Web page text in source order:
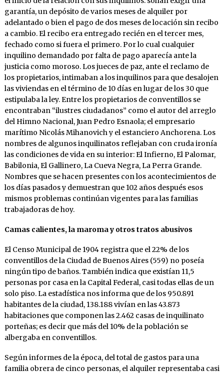
garantía, un depósito de varios meses de alquiler por
adelantado o bien el pago de dos meses de locación sin recibo
a cambio. El recibo era entregado recién en el tercer mes,
fechado como si fuera el primero. Por lo cual cualquier
inquilino demandado por falta de pago aparecía ante la
justicia como moroso. Los jueces de paz, ante el reclamo de
los propietarios, intimaban a los inquilinos para que desalojen
las viviendas en el término de 10 días en lugar de los 30 que
estipulaba la ley. Entre los propietarios de conventillos se
encontraban “ilustres ciudadanos” como el autor del arreglo
del Himno Nacional, Juan Pedro Esnaola; el empresario
marítimo Nicolás Mihanovich y el estanciero Anchorena. Los
nombres de algunos inquilinatos reflejaban con cruda ironía
las condiciones de vida en su interior: El Infierno, El Palomar,
Babilonia, El Gallinero, La Cueva Negra, La Perra Grande.
Nombres que se hacen presentes con los acontecimientos de
los días pasados y demuestran que 102 años después esos
mismos problemas continúan vigentes para las familias
trabajadoras de hoy.
Camas calientes, la maroma y otros tratos abusivos
El Censo Municipal de 1904 registra que el 22% de los
conventillos de la Ciudad de Buenos Aires (559) no poseía
ningún tipo de baños. También indica que existían 11,5
personas por casa en la Capital Federal, casi todas ellas de un
solo piso. La estadística nos informa que de los 950.891
habitantes de la ciudad, 138.188 vivían en las 43.873
habitaciones que componen las 2.462 casas de inquilinato
porteñas; es decir que más del 10% de la población se
albergaba en conventillos.
Según informes de la época, del total de gastos para una
familia obrera de cinco personas, el alquiler representaba casi